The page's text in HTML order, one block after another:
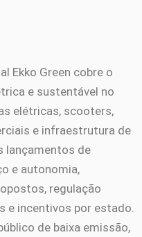
Ekko Green cobre o
e sustentável no
elétricas, scooters,
e infraestrutura de
lançamentos de
e autonomia,
regulação
e incentivos por estado.
de baixa emissão,